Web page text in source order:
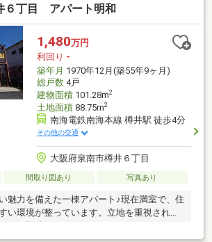
６丁目 アパート明和
1,480万円
利回り -
築年月 1970年12月(築55年9ヶ月)
総戸数4戸
建物面積101.28m2
土地面積88.75m2
南海電鉄南海本線 樽井駅 徒歩4分
その他の交通
大阪府泉南市樽井６丁目
間取り図あり 写真あり
魅力を備えた一棟アパート♪現在満室で、住
い環境が整っています。立地を重視される